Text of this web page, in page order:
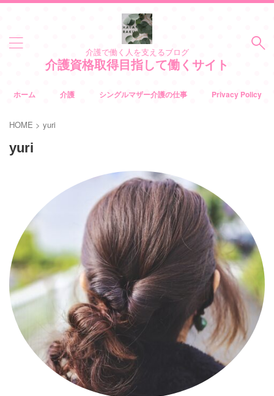
介護で働く人を支えるブログ
介護資格取得目指して働くサイト
ホーム 介護 シングルマザー介護の仕事 Privacy Policy
HOME > yuri
yuri